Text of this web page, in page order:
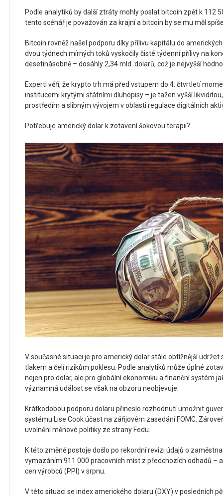
Podle analytiků by další ztráty mohly poslat bitcoin zpět k 112
tento scénář je považován za krajní a bitcoin by se mu měl
Bitcoin rovněž našel podporu díky přílivu kapitálu do
dvou týdnech mírných toků vyskočily čisté týdenní přílivy na
desetinásobně – dosáhly 2,34 mld. dolarů, což je nejvyšší
Experti věří, že krypto trh má před vstupem do 4. čtvrtletí
institucemi krytými státními dluhopisy – je tažen vyšší
prostředím a slibným vývojem v oblasti regulace digitálních
Potřebuje americký dolar k zotavení šokovou terapii?
V současné situaci je pro americký dolar stále obtížnější
tlakem a čelí rizikům poklesu. Podle analytiků může úplné
nejen pro dolar, ale pro globální ekonomiku a finanční systém
významná událost se však na obzoru neobjevuje.
Krátkodobou podporu dolaru přineslo rozhodnutí umožnit
systému Lise Cook účast na zářijovém zasedání FOMC.
uvolnění měnové politiky ze strany Fedu.
K této změně postoje došlo po rekordní revizi údajů o
vymazáním 911 000 pracovních míst z předchozích odhadů –
cen výrobců (PPI) v srpnu.
V této situaci se index amerického dolaru (DXY) v posledních